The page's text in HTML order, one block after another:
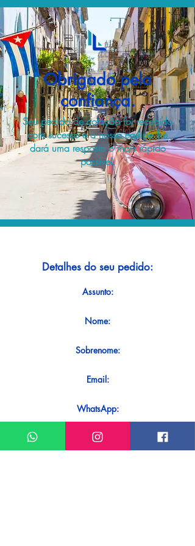
Obrigado pela
confiança.
Seu pedido de cotação foi recebido
com sucesso e a nossa equipe lhe
dará uma resposta o mais rápido
possível.
Detalhes do seu pedido:
Assunto:
Nome:
Sobrenome:
Email:
WhatsApp:
Mensagem: